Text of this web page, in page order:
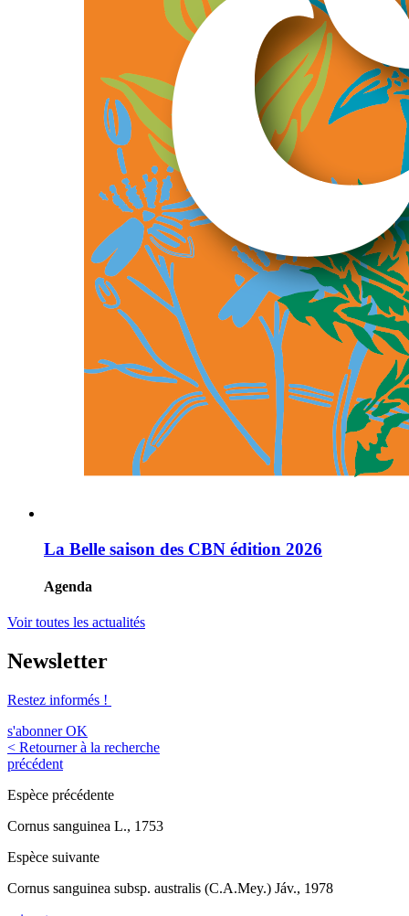
La Belle saison des CBN édition 2026
Agenda
Voir toutes les actualités
Newsletter
Restez informés !
s'abonner OK
< Retourner à la recherche
précédent
Espèce précédente
Cornus sanguinea L., 1753
Espèce suivante
Cornus sanguinea subsp. australis (C.A.Mey.) Jáv., 1978